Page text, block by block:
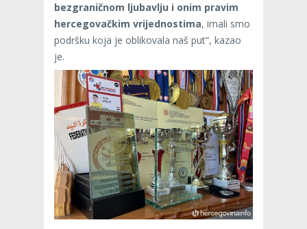
bezgraničnom ljubavlju i onim pravim
hercegovačkim vrijednostima, imali smo
podršku koja je oblikovala naš put”, kazao
je.